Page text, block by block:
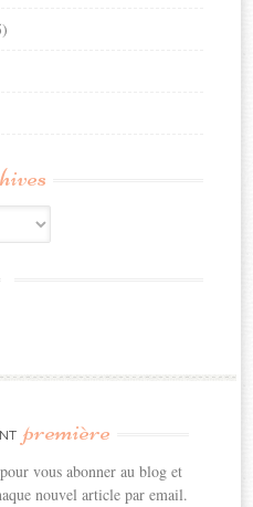
première
vous abonner au blog et
nouvel article par email.